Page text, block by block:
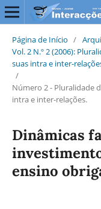
Página de Início /
Vol. 2 N.º 2 (2006):
suas intra e inter-
/
Número 2 - Pluralidade
intra e inter-relações.
Dinâmicas
ensino